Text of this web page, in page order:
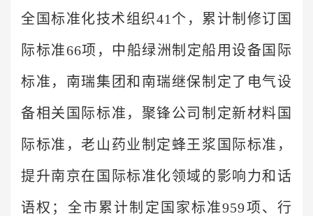
全国标准化技术组织41个，累计制修订国
际标准66项，中船绿洲制定船用设备国际
标准，南瑞集团和南瑞继保制定了电气设
备相关国际标准，聚锋公司制定新材料国
际标准，老山药业制定蜂王浆国际标准，
提升南京在国际标准化领域的影响力和话
语权；全市累计制定国家标准959项、行